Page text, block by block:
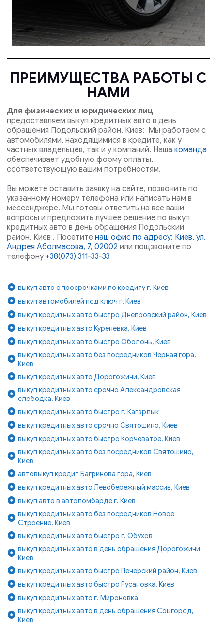
ПРЕИМУЩЕСТВА РАБОТЫ С
НАМИ
Для физических и юридических лиц
предоставляем выкуп кредитных авто в день
обращения Подольский район, Киев: Мы работаем с
автомобилями, находящимися в кредите, как у
частных владельцев, так и у компаний. Нашакоманда
обеспечивает удобную форму оплаты,
соответствующую вашим потребностям.
Вы можете оставить заявку на сайте, позвонить по
указанному номеру телефона или написать нам в
мессенджере. Мы готовы ответить на все ваши
вопросы и предложить лучшее решение по выкуп
кредитных авто в день обращения Подольский
район, Киев . Посетитенаш офис по адресу: Киев, ул.
Андрея Аболмасова, 7, 02002 или пощзвоните по
телефону +38(073) 311-33-33
выкуп авто с просрочками по кредиту г. Киев
выкуп автомобилей под ключ г. Киев
выкуп кредитных авто быстро Днепровский район, Киев
выкуп кредитных авто Куреневка, Киев
выкуп кредитных авто быстро Оболонь, Киев
выкуп кредитных авто без посредников Чёрная гора,
Киев
выкуп кредитных авто Дорогожичи, Киев
выкуп кредитных авто срочно Александровская
слободка, Киев
выкуп кредитных авто быстро г. Кагарлык
выкуп кредитных авто срочно Святошино, Киев
выкуп кредитных авто быстро Корчеватое, Киев
выкуп кредитных авто без посредников Святошино,
Киев
автовыкуп кредит Багринова гора, Киев
выкуп кредитных авто Левобережный массив, Киев
выкуп авто в автоломбарде г. Киев
выкуп кредитных авто без посредников Новое
Строение, Киев
выкуп кредитных авто быстро г. Обухов
выкуп кредитных авто в день обращения Дорогожичи,
Киев
выкуп кредитных авто быстро Печерский район, Киев
выкуп кредитных авто быстро Русановка, Киев
выкуп кредитных авто г. Мироновка
выкуп кредитных авто в день обращения Соцгород,
Киев